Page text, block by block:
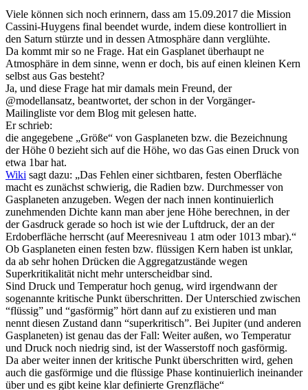
Viele können sich noch erinnern, dass am 15.09.2017 die Mission
Cassini-Huygens final beendet wurde, indem diese kontrolliert in
den Saturn stürzte und in dessen Atmosphäre dann verglühte.
Da kommt mir so ne Frage. Hat ein Gasplanet überhaupt ne
Atmosphäre in dem sinne, wenn er doch, bis auf einen kleinen Kern
selbst aus Gas besteht?
Ja, und diese Frage hat mir damals mein Freund, der
@modellansatz, beantwortet, der schon in der Vorgänger-
Mailingliste vor dem Blog mit gelesen hatte.
Er schrieb:
die angegebene „Größe“ von Gasplaneten bzw. die Bezeichnung
der Höhe 0 bezieht sich auf die Höhe, wo das Gas einen Druck von
etwa 1bar hat.
Wiki sagt dazu: „Das Fehlen einer sichtbaren, festen Oberfläche
macht es zunächst schwierig, die Radien bzw. Durchmesser von
Gasplaneten anzugeben. Wegen der nach innen kontinuierlich
zunehmenden Dichte kann man aber jene Höhe berechnen, in der
der Gasdruck gerade so hoch ist wie der Luftdruck, der an der
Erdoberfläche herrscht (auf Meeresniveau 1 atm oder 1013 mbar).“
Ob Gasplaneten einen festen bzw. flüssigen Kern haben ist unklar,
da ab sehr hohen Drücken die Aggregatzustände wegen
Superkritikalität nicht mehr unterscheidbar sind.
Sind Druck und Temperatur hoch genug, wird irgendwann der
sogenannte kritische Punkt überschritten. Der Unterschied zwischen
“flüssig” und “gasförmig” hört dann auf zu existieren und man
nennt diesen Zustand dann “superkritisch”. Bei Jupiter (und anderen
Gasplaneten) ist genau das der Fall: Weiter außen, wo Temperatur
und Druck noch niedrig sind, ist der Wasserstoff noch gasförmig.
Da aber weiter innen der kritische Punkt überschritten wird, gehen
auch die gasförmige und die flüssige Phase kontinuierlich ineinander
über und es gibt keine klar definierte Grenzfläche“